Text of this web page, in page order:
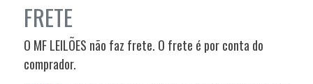
FRETE
O MF LEILÕES não faz frete. O frete é por conta do
comprador.